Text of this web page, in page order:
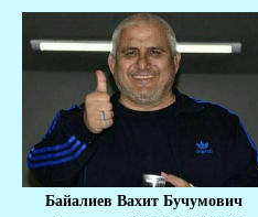
Байалиев Вахит Бучумович